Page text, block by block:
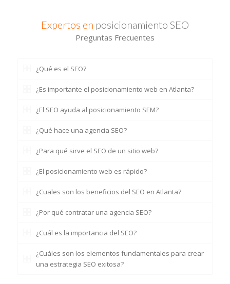
Expertos en posicionamiento SEO
Preguntas Frecuentes
¿Qué es el SEO?
¿Es importante el posicionamiento web en Atlanta?
¿El SEO ayuda al posicionamiento SEM?
¿Qué hace una agencia SEO?
¿Para qué sirve el SEO de un sitio web?
¿El posicionamiento web es rápido?
¿Cuales son los beneficios del SEO en Atlanta?
¿Por qué contratar una agencia SEO?
¿Cuál es la importancia del SEO?
¿Cuáles son los elementos fundamentales para crear
una estrategia SEO exitosa?